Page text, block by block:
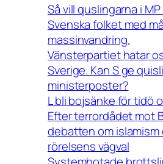
Så vill quslingarna i
Svenska folket med
massinvandring.
Vänsterpartiet hatar
Sverige. Kan S ge
ministerposter?
L bli bojsänke för tidö
Efter terrordådet mot
debatten om islamism
rörelsens vägval